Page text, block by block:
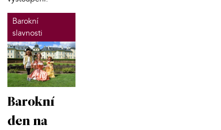
Barokní
slavnosti
Barokní
den na